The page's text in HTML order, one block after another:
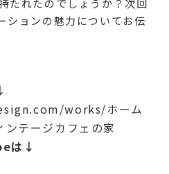
たれたのでしょうか？次回
ションの魅力についてお伝
works/ホーム
ンテージカフェの家
は↓